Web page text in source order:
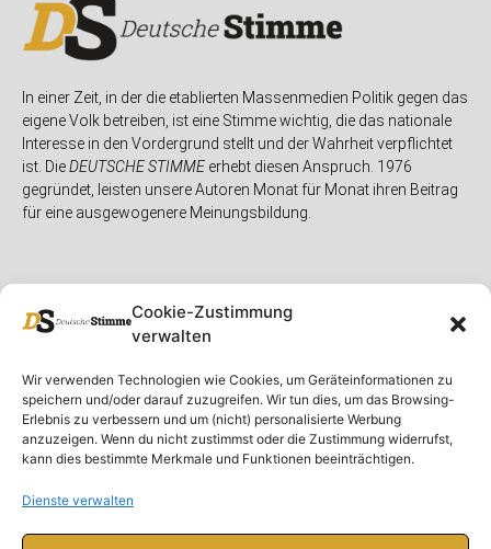
Cookie-Zustimmung
verwalten
Wir verwenden Technologien wie Cookies, um Geräteinformationen zu
speichern und/oder darauf zuzugreifen. Wir tun dies, um das Browsing-
Erlebnis zu verbessern und um (nicht) personalisierte Werbung
anzuzeigen. Wenn du nicht zustimmst oder die Zustimmung widerrufst,
kann dies bestimmte Merkmale und Funktionen beeinträchtigen.
Dienste verwalten
In einer Zeit, in der die etablierten Massenmedien Politik gegen das
eigene Volk betreiben, ist eine Stimme wichtig, die das nationale
Interesse in den Vordergrund stellt und der Wahrheit verpflichtet
ist. DieDEUTSCHE STIMMEerhebt diesen Anspruch. 1976
gegründet, leisten unsere Autoren Monat für Monat ihren Beitrag
für eine ausgewogenere Meinungsbildung.
Unser Magazin
Spenden
Ausgaben
Abonnieren
Rubriken
Deutschland
Ausland
Rechtliches
Rechtliche Hinweise
Impressum
Datenschutzerklärung